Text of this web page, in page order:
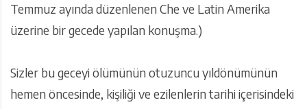
Temmuz ayında düzenlenen Che ve Latin Amerika
üzerine bir gecede yapılan konuşma.)
Sizler bu geceyi ölümünün otuzuncu yıldönümünün
hemen öncesinde, kişiliği ve ezilenlerin tarihi içerisindeki